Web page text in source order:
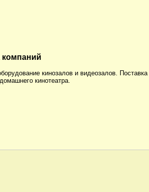
компаний
кинозалов и видеозалов. Поставка
кинотеатра.